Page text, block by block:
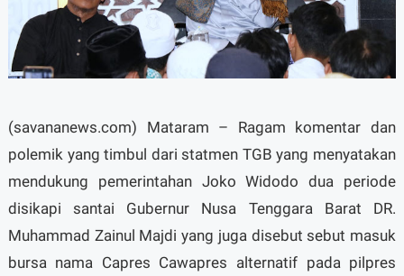
(savananews.com) Mataram – Ragam komentar dan
polemik yang timbul dari statmen TGB yang menyatakan
mendukung pemerintahan Joko Widodo dua periode
disikapi santai Gubernur Nusa Tenggara Barat DR.
Muhammad Zainul Majdi yang juga disebut sebut masuk
bursa nama Capres Cawapres alternatif pada pilpres